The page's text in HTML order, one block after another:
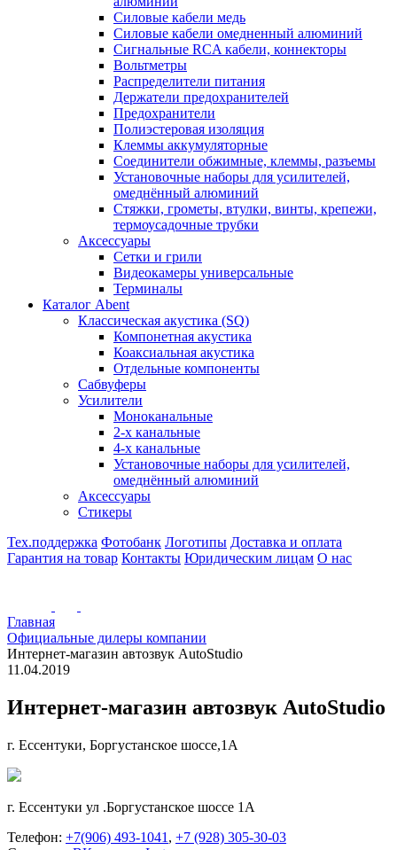
Силовые кабели медь
Силовые кабели омедненный алюминий
Сигнальные RCA кабели, коннекторы
Вольтметры
Распределители питания
Держатели предохранителей
Предохранители
Полиэстеровая изоляция
Клеммы аккумуляторные
Соединители обжимные, клеммы, разъемы
Установочные наборы для усилителей,
омеднённый алюминий
Стяжки, грометы, втулки, винты, крепежи,
термоусадочные трубки
Аксессуары
Сетки и грили
Видеокамеры универсальные
Терминалы
Каталог Abent
Классическая акустика (SQ)
Компонетная акустика
Коаксиальная акустика
Отдельные компоненты
Сабвуферы
Усилители
Моноканальные
2-х канальные
4-х канальные
Установочные наборы для усилителей,
омеднённый алюминий
Аксессуары
Стикеры
Тех.поддержка Фотобанк Логотипы Доставка и оплата
Гарантия на товар Контакты Юридическим лицам О нас
Главная
Официальные дилеры компании
Интернет-магазин автозвук AutoStudio
11.04.2019
Интернет-магазин автозвук AutoStudio
г. Ессентуки, Боргустанское шоссе,1А
г. Ессентуки ул .Боргустанское шоссе 1А
Телефон: +7(906) 493-1041 , +7 (928) 305-30-03